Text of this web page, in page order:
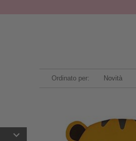
Ordinato per: Novità